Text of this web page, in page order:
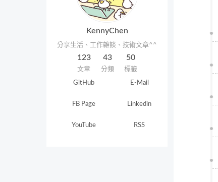
KennyChen
分享生活、工作雜談、技術文章^^
123
文章
43
分類
50
標籤
GitHub E-Mail
FB Page Linkedin
YouTube RSS